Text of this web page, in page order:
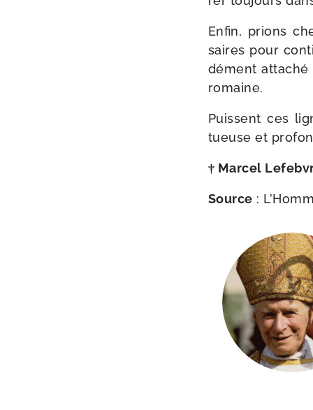
Enfin, prions
saires pour
dé­ment atta­ché
romaine.
Puissent ces
tueuse et
† Marcel
Source :